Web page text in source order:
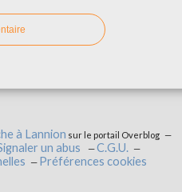
à Lannion sur le portail Overblog
un abus
C.G.U.
Préférences cookies